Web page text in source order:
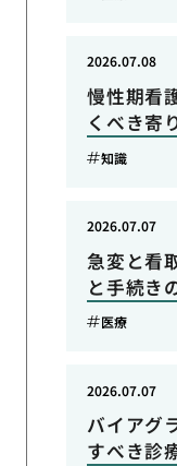
慢性期看
くべき寄
2026.07.08
知識
急変と看
と手続き
2026.07.07
医療
バイアグ
すべき診
2026.07.07